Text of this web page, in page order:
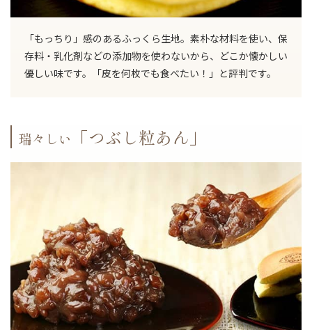
「もっちり」感のあるふっくら生地。素朴な材料を使い、保
存料・乳化剤などの添加物を使わないから、どこか懐かしい
優しい味です。「皮を何枚でも食べたい！」と評判です。
瑞々しい 「つぶし粒あん」